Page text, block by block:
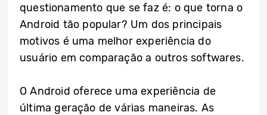
questionamento que se faz é: o que torna o
Android tão popular? Um dos principais
motivos é uma melhor experiência do
usuário em comparação a outros softwares.
O Android oferece uma experiência de
última geração de várias maneiras. As